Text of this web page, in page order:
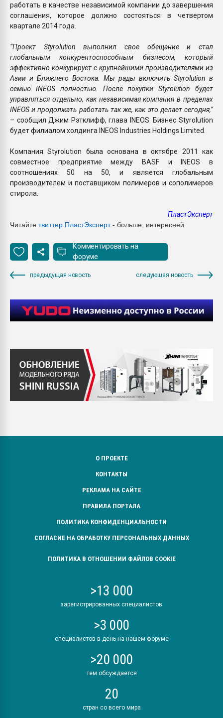
работать в качестве независимой компании до завершения
соглашения, которое должно состояться в четвертом
квартале 2014 года.
“Проект Styrolution выполнил свое обещание и стал
глобальным конкурентоспособным бизнесом, который
эффективно конкурирует с крупнейшими производителями из
Азии и Ближнего Востока. Мы рады включить Styrolution в
семью INEOS полностью. После покупки Styrolution будет
управляться отдельно, как независимая компания в пределах
INEOS и продолжать работать так же, как это делает сегодня,”
– сообщил Джим Рэтклифф, глава INEOS. Бизнес Styrolution
будет филиалом холдинга INEOS Industries Holdings Limited.
Компания Styrolution была основана в октябре 2011 как
совместное предприятие между BASF и INEOS в
соотношениях 50 на 50, и является глобальным
производителем и поставщиком полимеров и сополимеров
стирола.
ПластЭксперт
Читайте твиттер ПластЭксперт- больше, интересней
Комментировать на
форуме
предыдущая новость следующая новость
О ПРОЕКТЕ
КОНТАКТЫ
РЕКЛАМА НА САЙТЕ
ПРАВИЛА ПОРТАЛА
ПОЛИТИКА КОНФИДЕНЦИАЛЬНОСТИ
СОГЛАСИЕ НА ОБРАБОТКУ ПЕРСОНАЛЬНЫХ ДАННЫХ
ПОЛИТИКА В ОТНОШЕНИИ ФАЙЛОВ COOKIE
>13 000
зарегистрированных специалистов
>3 000
специалистов в день на нашем форуме
>20 000
тем обсуждается
20
стран со всего мира